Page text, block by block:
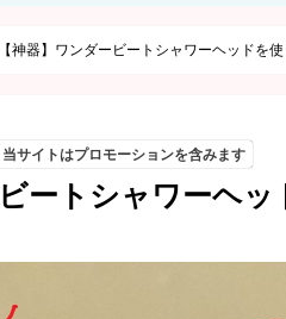
【神器】ワンダービートシャワーヘッドを
当サイトはプロモーションを含みます
ートシャワーヘ